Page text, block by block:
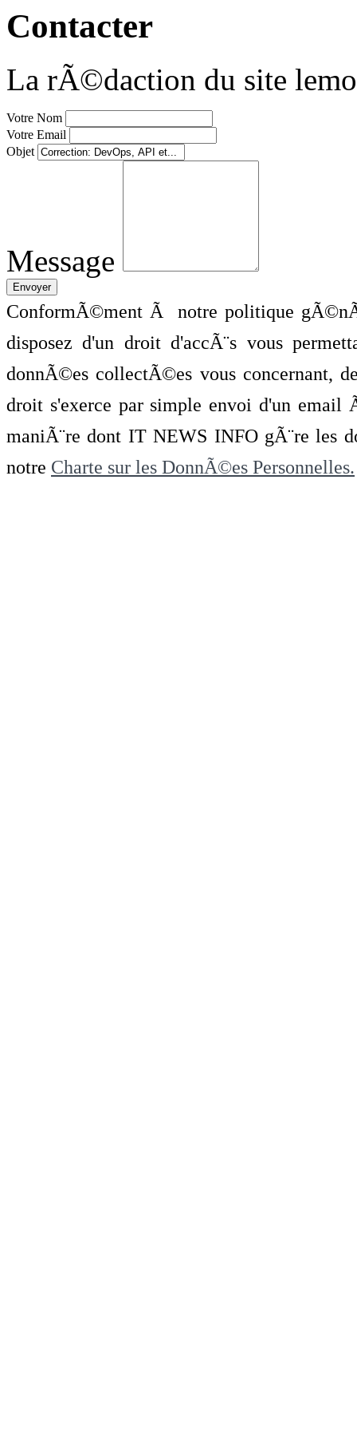
Contacter
La rÃ©daction du site
Votre Nom
Votre Email
Objet
Message
ConformÃ©ment Ã notre politique
disposez d'un droit d'accÃ¨s vous
donnÃ©es collectÃ©es vous concernant,
droit s'exerce par simple envoi d'un
maniÃ¨re dont IT NEWS INFO gÃ¨re les
notre Charte sur les DonnÃ©es Personnelles.